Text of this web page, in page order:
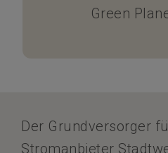
Green
Der Grundversorger
Stromanbieter